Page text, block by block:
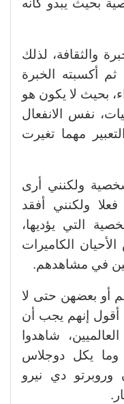
بحيث يبدو كأنه
والثقافة، لذلك
أكسبته الخبرة
بحيث لا يكون هو
نفس الانفعال
مهما تغيرت
ولكنني أرى
ولكنني أفقد
التي يؤديها،
الكاميرات
في مشاهدهم.
أو بعضهن حتى لا
أقول إنهم يجب أن
شاهدوا
وما يكل دوجلاس
دي نيرو